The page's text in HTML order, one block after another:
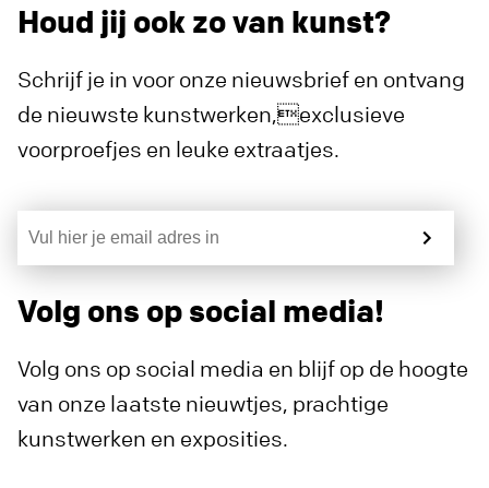
Houd jij ook zo van kunst?
Schrijf je in voor onze nieuwsbrief en ontvang
de nieuwste kunstwerken,exclusieve
voorproefjes en leuke extraatjes.
Volg ons op social media!
Volg ons op social media en blijf op de hoogte
van onze laatste nieuwtjes, prachtige
kunstwerken en exposities.